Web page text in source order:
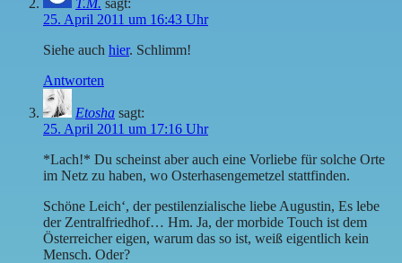
25. April 2011 um 16:43 Uhr
Siehe auch hier. Schlimm!
Antworten
Etosha sagt:
25. April 2011 um 17:16 Uhr
*Lach!* Du scheinst aber auch eine Vorliebe für solche Orte
im Netz zu haben, wo Osterhasengemetzel stattfinden.
Schöne Leich‘, der pestilenzialische liebe Augustin, Es lebe
der Zentralfriedhof… Hm. Ja, der morbide Touch ist dem
Österreicher eigen, warum das so ist, weiß eigentlich kein
Mensch. Oder?